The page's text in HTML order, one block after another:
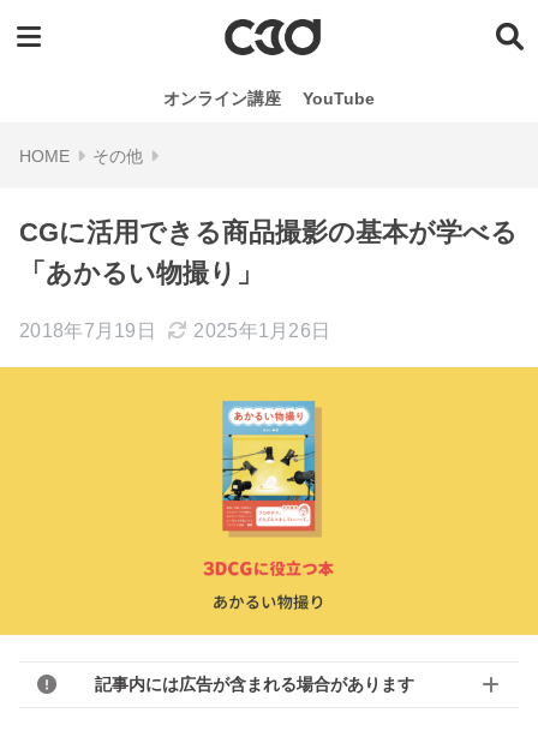
オンライン講座 YouTube
その他
CGに活用できる商品撮影の基本が学べる
「あかるい物撮り」
2018年7月19日 2025年1月26日
記事内には広告が含まれる場合があります